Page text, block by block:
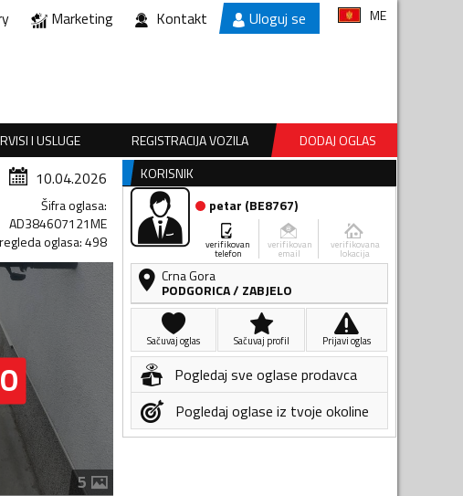
Marketing Kontakt Uloguj se ME
I USLUGE REGISTRACIJA VOZILA
DODAJ OGLAS
10.04.2026
Šifra oglasa:
AD384607121ME
oglasa:498
5
KORISNIK
petar (BE8767)
verifikovan
telefon
verifikovan
email
verifikovana
lokacija
Crna Gora
PODGORICA/ ZABJELO
Sačuvaj oglas Sačuvaj profil Prijavi oglas
Pogledaj sve oglase prodavca
Pogledaj oglase iz tvoje okoline